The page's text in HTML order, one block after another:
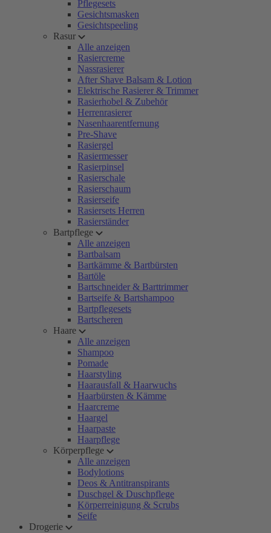
Pflegesets
Gesichtsmasken
Gesichtspeeling
Rasur
Alle anzeigen
Rasiercreme
Nassrasierer
After Shave Balsam & Lotion
Elektrische Rasierer & Trimmer
Rasierhobel & Zubehör
Herrenrasierer
Nasenhaarentfernung
Pre-Shave
Rasiergel
Rasiermesser
Rasierpinsel
Rasierschale
Rasierschaum
Rasierseife
Rasiersets Herren
Rasierständer
Bartpflege
Alle anzeigen
Bartbalsam
Bartkämme & Bartbürsten
Bartöle
Bartschneider & Barttrimmer
Bartseife & Bartshampoo
Bartpflegesets
Bartscheren
Haare
Alle anzeigen
Shampoo
Pomade
Haarstyling
Haarausfall & Haarwuchs
Haarbürsten & Kämme
Haarcreme
Haargel
Haarpaste
Haarpflege
Körperpflege
Alle anzeigen
Bodylotions
Deos & Antitranspirants
Duschgel & Duschpflege
Körperreinigung & Scrubs
Seife
Drogerie